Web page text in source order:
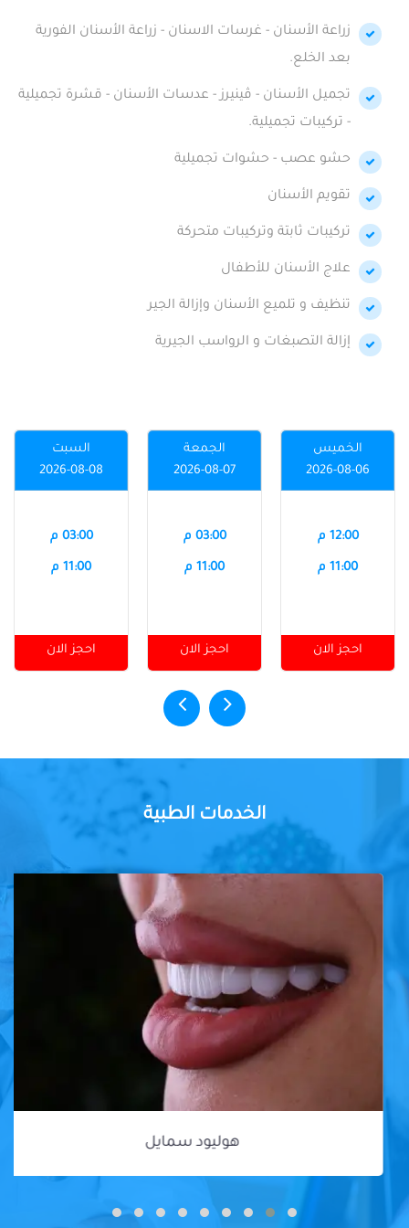
زراعة الأسنان - غرسات الاسنان - زراعة الأسنان الفورية
بعد الخلع.
تجميل الأسنان - ڤينيرز - عدسات الأسنان - قشرة تجميلية
- تركيبات تجميلية.
حشو عصب - حشوات تجميلية
تقويم الأسنان
تركيبات ثابتة وتركيبات متحركة
علاج الأسنان للأطفال
تنظيف و تلميع الأسنان وإزالة الجير
إزالة التصبغات و الرواسب الجيرية
الخميس
2026-08-06
12:00 م
11:00 م
احجز الان
الجمعة
2026-08-07
03:00 م
11:00 م
احجز الان
السبت
2026-08-08
03:00 م
11:00 م
احجز الان
الخدمات الطبية
هوليود سمايل